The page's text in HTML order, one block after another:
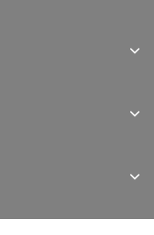


